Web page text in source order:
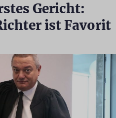
Gericht:
ist Favorit